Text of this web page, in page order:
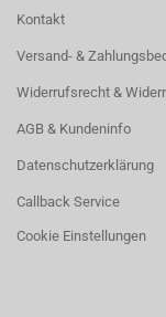
Kontakt
Versand- &
Widerrufsrecht &
AGB & Kundeninfo
Datenschutzerklärung
Callback Service
Cookie Einstellungen